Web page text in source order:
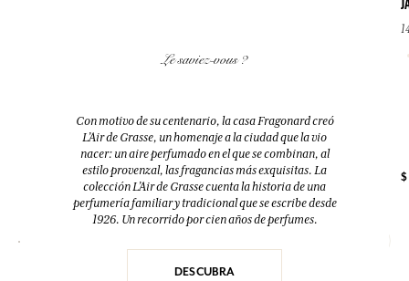
100ml
$ 49.00 $ 70.00 $
Le saviez-vous ?
Con motivo de su centenario, la casa Fragonard creó
L’Air de Grasse, un homenaje a la ciudad que la vio
nacer: un aire perfumado en el que se combinan, al
estilo provenzal, las fragancias más exquisitas. La
colección L’Air de Grasse cuenta la historia de una
perfumería familiar y tradicional que se escribe desde
1926. Un recorrido por cien años de perfumes.
DESCUBRA